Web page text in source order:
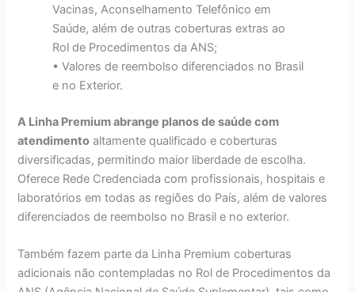
Vacinas, Aconselhamento Telefônico em
Saúde, além de outras coberturas extras ao
Rol de Procedimentos da ANS;
• Valores de reembolso diferenciados no Brasil
e no Exterior.
A Linha Premium abrange planos de saúde com
atendimento altamente qualificado e coberturas
diversificadas, permitindo maior liberdade de escolha.
Oferece Rede Credenciada com profissionais, hospitais e
laboratórios em todas as regiões do País, além de valores
diferenciados de reembolso no Brasil e no exterior.
Também fazem parte da Linha Premium coberturas
adicionais não contempladas no Rol de Procedimentos da